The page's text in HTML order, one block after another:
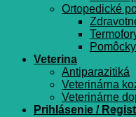
Ortopedické
Veterina
Antiparazitiká
Veterinárna
Veterinárne
Prihlásenie /